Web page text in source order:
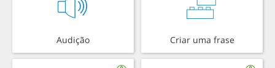
Audição Criar uma frase